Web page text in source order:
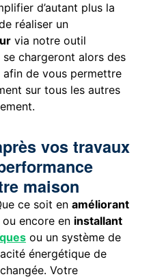
d’autant plus la
réaliser un
via notre outil
chargeront alors des
de vous permettre
sur tous les autres
vos travaux
maison
ce soit enaméliorant
encore en installant
ou un système de
énergétique de
Votre